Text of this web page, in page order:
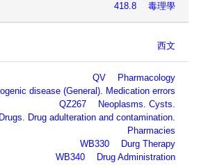
418.8 毒理學
西文
QV Pharmacology
disease (General). Medication errors
QZ267 Neoplasms. Cysts.
Drug adulteration and contamination.
Pharmacies
WB330 Durg Therapy
WB340 Drug Administration